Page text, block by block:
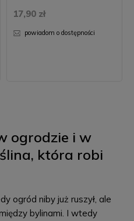
17,90 zł
powiadom o dostępności
ogrodzie i w
która robi
ogród niby już ruszył, ale
bylinami. I wtedy